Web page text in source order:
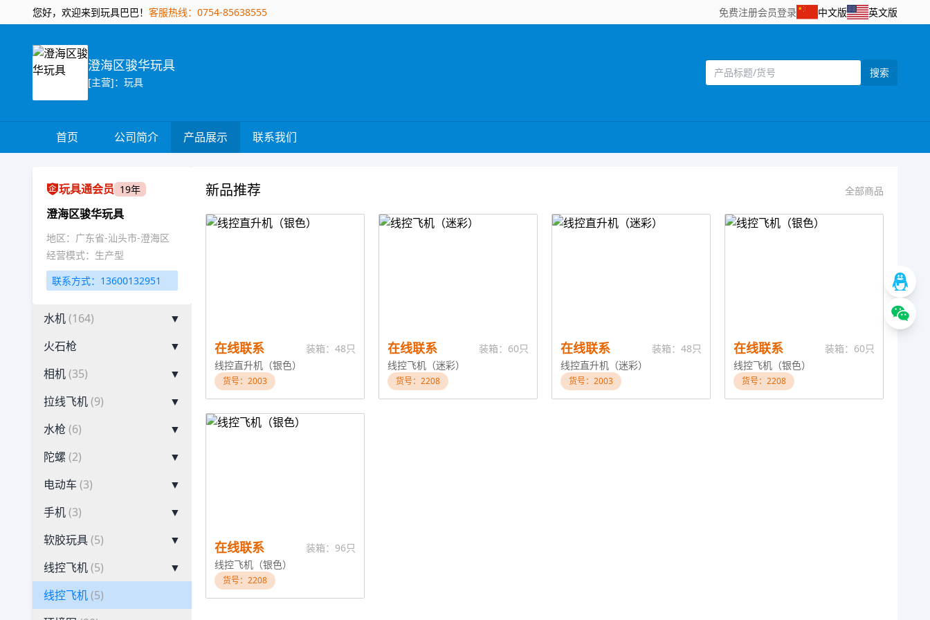
您好，欢迎来到玩具巴巴！ 客服热线：0754-85638555 免费注册会员登录 中文版 英文版
澄海区骏华玩具
[主营]：玩具
搜索
首页 公司简介 产品展示 联系我们
玩具通会员 19年
澄海区骏华玩具
地区：广东省-汕头市-澄海区
经营模式：生产型
联系方式：13600132951
水机(164)
▼
火石枪
▼
相机(35)
▼
拉线飞机(9)
▼
水枪 (6)
▼
陀螺 (2)
▼
电动车 (3)
▼
手机(3)
▼
软胶玩具(5)
▼
线控飞机(5)
▼
线控飞机(5)
新品推荐 全部商品
在线联系
装箱：48只
线控直升机（银色）
货号：2003
在线联系
装箱：60只
线控飞机（迷彩）
货号：2208
在线联系
装箱：48只
线控直升机（迷彩）
货号：2003
在线联系
装箱：60只
线控飞机（银色）
货号：2208
在线联系
装箱：96只
线控飞机（银色）
货号：2208